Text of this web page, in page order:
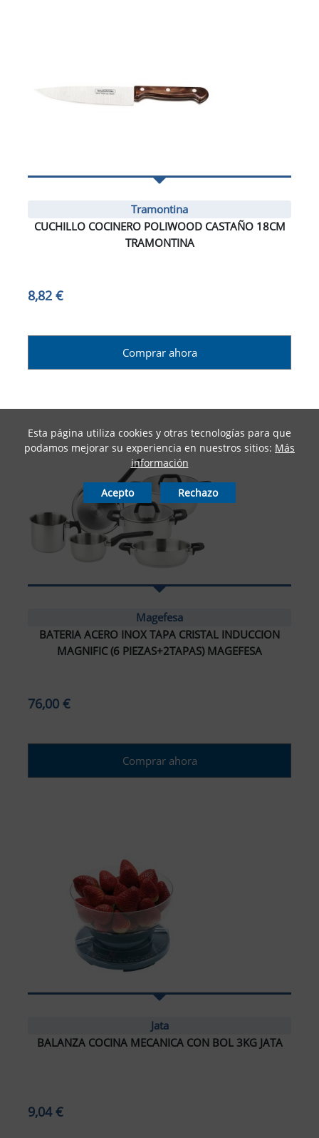
Tramontina
CUCHILLO COCINERO POLIWOOD CASTAÑO 18CM
TRAMONTINA
8,82 €
Comprar ahora
Magefesa
BATERIA ACERO INOX TAPA CRISTAL INDUCCION
MAGNIFIC (6 PIEZAS+2TAPAS) MAGEFESA
76,00 €
Comprar ahora
Jata
BALANZA COCINA MECANICA CON BOL 3KG JATA
9,04 €
Esta página utiliza cookies y otras tecnologías para que
podamos mejorar su experiencia en nuestros sitios: Más
información
Acepto Rechazo